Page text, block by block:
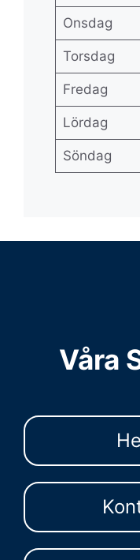
Onsdag
Torsdag
Fredag
Lördag
Söndag
Våra